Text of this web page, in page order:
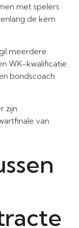
met spelers
de kern
meerdere
WK-kwalificatie.
bondscoach
zijn
van